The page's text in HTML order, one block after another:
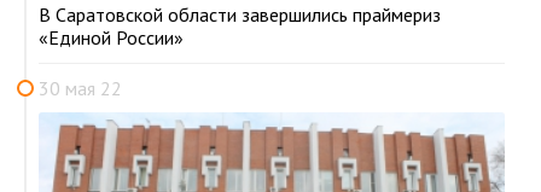
В Саратовской области завершились праймериз
«Единой России»
30 мая 22